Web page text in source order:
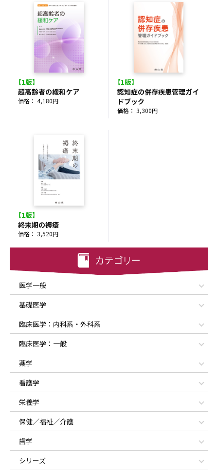
医学一般
基礎医学
臨床医学：内科系・外科系
臨床医学：一般
薬学
看護学
栄養学
保健／福祉／介護
歯学
シリーズ
【1版】
超高齢者の緩和ケア
価格： 4,180円
【1版】
認知症の併存疾患管理ガイ
ドブック
価格： 3,300円
【1版】
終末期の褥瘡
価格： 3,520円